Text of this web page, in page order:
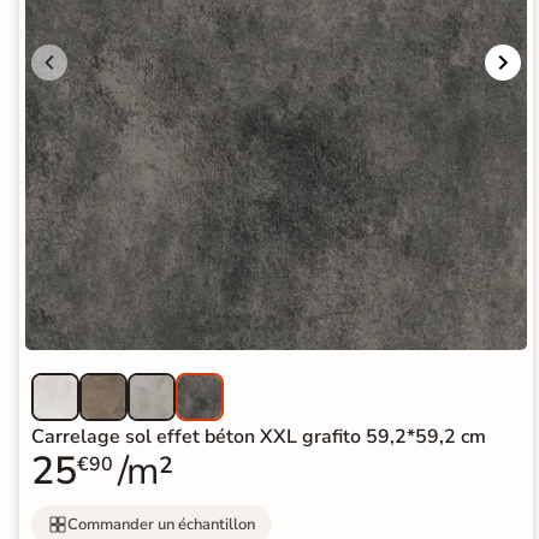
Recevez vos
échantillons chez
vous
enquelques jours
* Seuls les frais
d'expédition vous
seront facturés—
et remboursés
intégralementsur
votre future
Demander mes
échantillons
gratuits
Carrelage sol effet béton XXL grafito 59,2*59,2 cm
25€90 /m²
Commander un échantillon